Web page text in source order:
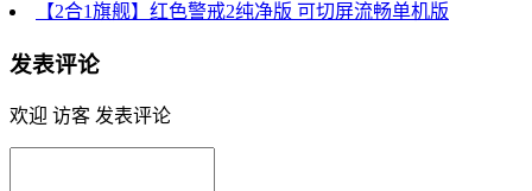
【2合1旗舰】红色警戒2纯净版 可切屏流畅单机版
发表评论
欢迎 访客 发表评论